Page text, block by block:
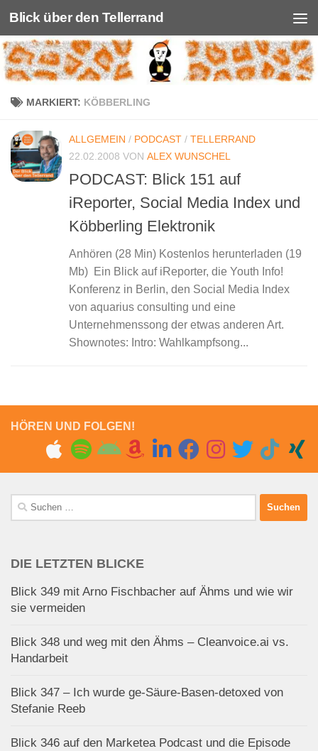
Unter dem Inhalt
Blick über den Tellerrand
MARKIERT: KÖBBERLING
ALLGEMEIN / PODCAST / TELLERRAND
22.02.2008 VON ALEX WUNSCHEL
PODCAST: Blick 151 auf
iReporter, Social Media Index und
Köbberling Elektronik
Anhören (28 Min) Kostenlos herunterladen (19
Mb) Ein Blick auf iReporter, die Youth Info!
Konferenz in Berlin, den Social Media Index
von aquarius consulting und eine
Unternehmenssong der etwas anderen Art.
Shownotes: Intro: Wahlkampfsong...
HÖREN UND FOLGEN!
Suchen
nach:
DIE LETZTEN BLICKE
Blick 349 mit Arno Fischbacher auf Ähms und wie wir
sie vermeiden
Blick 348 und weg mit den Ähms – Cleanvoice.ai vs.
Handarbeit
Blick 347 – Ich wurde ge-Säure-Basen-detoxed von
Stefanie Reeb
Blick 346 auf den Marketea Podcast und die Episode